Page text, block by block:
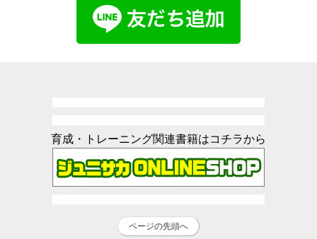
育成・トレーニング関連書籍はコチラから
ページの先頭へ